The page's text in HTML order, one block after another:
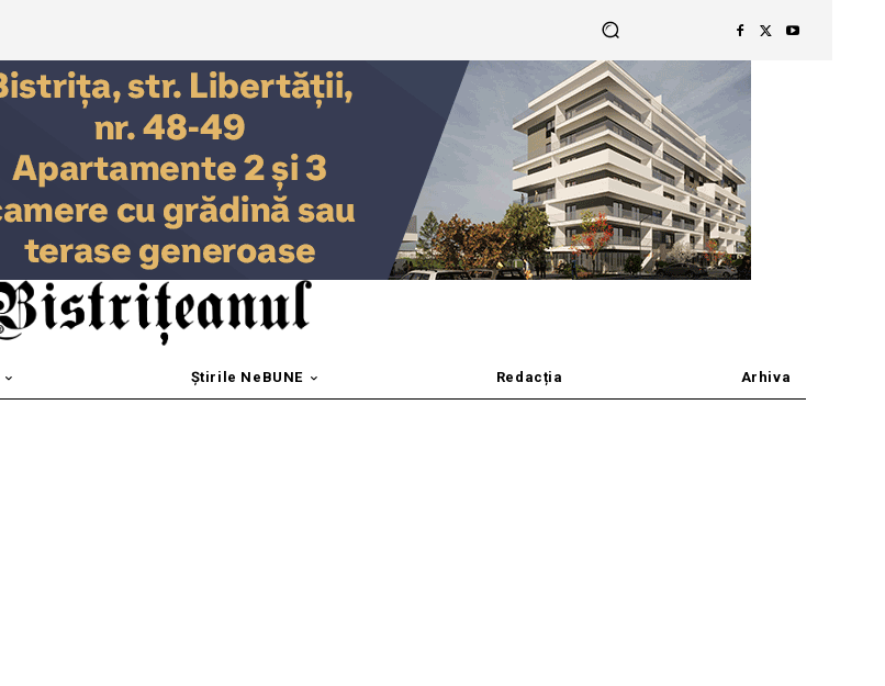
Știrile NeBUNE Redacția Arhiva